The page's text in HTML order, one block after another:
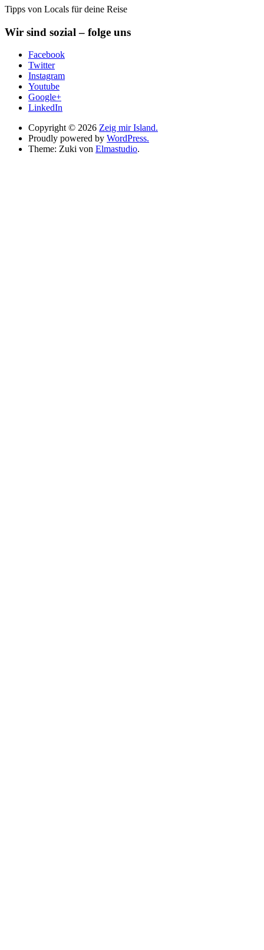
Tipps von Locals für deine Reise
Wir sind sozial – folge uns
Facebook
Twitter
Instagram
Youtube
Google+
LinkedIn
Copyright © 2026 Zeig mir Island.
Proudly powered by WordPress.
Theme: Zuki von Elmastudio.